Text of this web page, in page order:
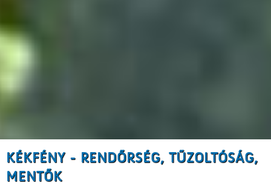
KÉKFÉNY - RENDŐRSÉG, TŰZOLTÓSÁG,
MENTŐK